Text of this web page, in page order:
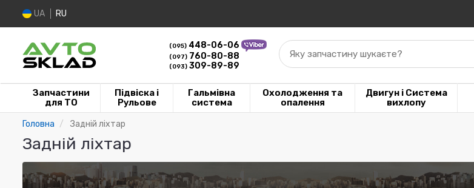
UA RU
(095) 448-06-06
(097) 760-80-88
(093) 309-89-89
Яку запчастину шукаєте?
Запчастини
для ТО
Підвіска і
Рульове
Гальмівна
система
Охолодження та
опалення
Двигун і Система
вихлопу
Головна Задній ліхтар
Задній ліхтар